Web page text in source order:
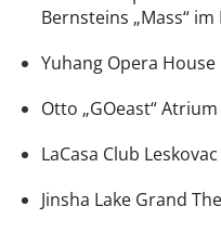
Bernsteins „Mass“
Yuhang Opera
Otto „GOeast“ Atrium
LaCasa Club Leskovac
Jinsha Lake Grand